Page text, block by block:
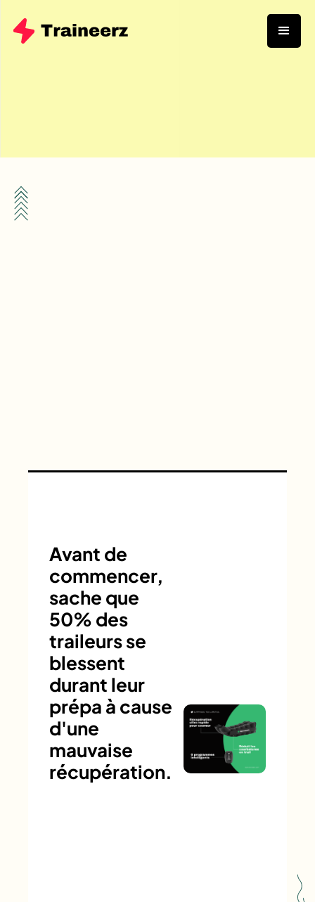
Avant de
commencer,
sache que
50% des
traileurs se
blessent
durant leur
prépa à cause
d'une
mauvaise
récupération.